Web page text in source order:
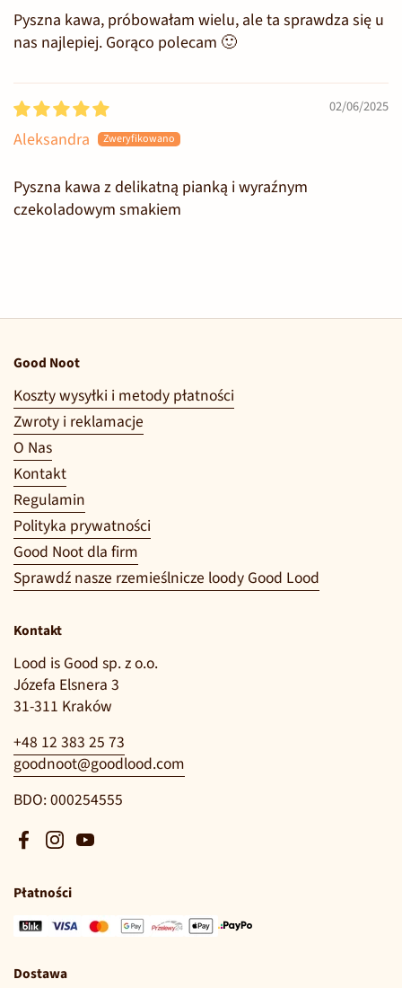
Pyszna kawa, próbowałam wielu, ale ta sprawdza się u
nas najlepiej. Gorąco polecam 🙂
02/06/2025
Aleksandra
Pyszna kawa z delikatną pianką i wyraźnym
czekoladowym smakiem
Good Noot
Koszty wysyłki i metody płatności
Zwroty i reklamacje
O Nas
Kontakt
Regulamin
Polityka prywatności
Good Noot dla firm
Sprawdź nasze rzemieślnicze loody Good Lood
Kontakt
Lood is Good sp. z o.o.
Józefa Elsnera 3
31-311 Kraków
+48 12 383 25 73
goodnoot@goodlood.com
BDO: 000254555
Facebook
Instagram
YouTube
Płatności
Dostawa